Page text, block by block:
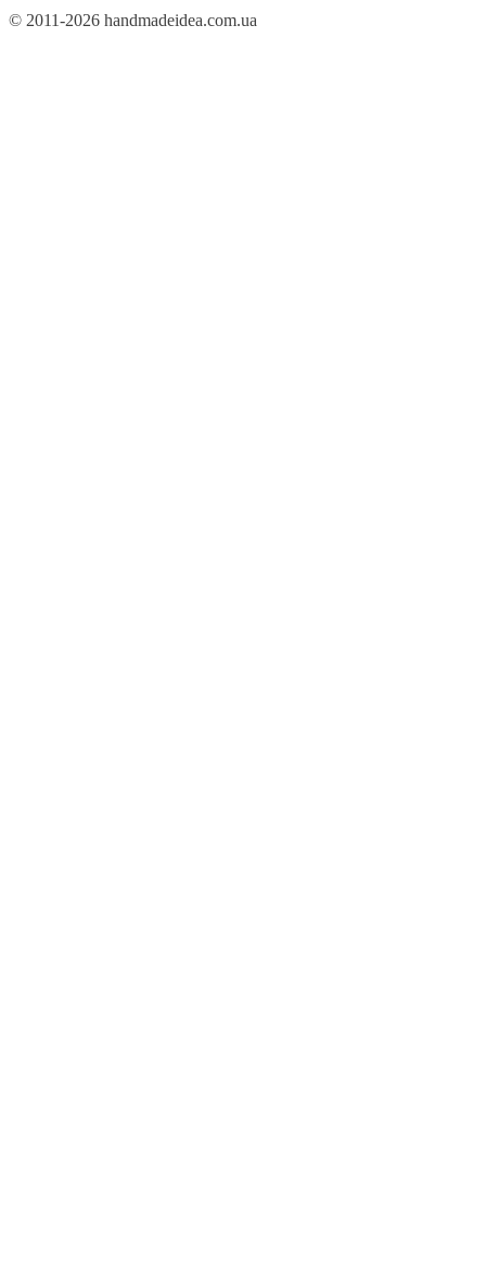
© 2011-2026 handmadeidea.com.ua